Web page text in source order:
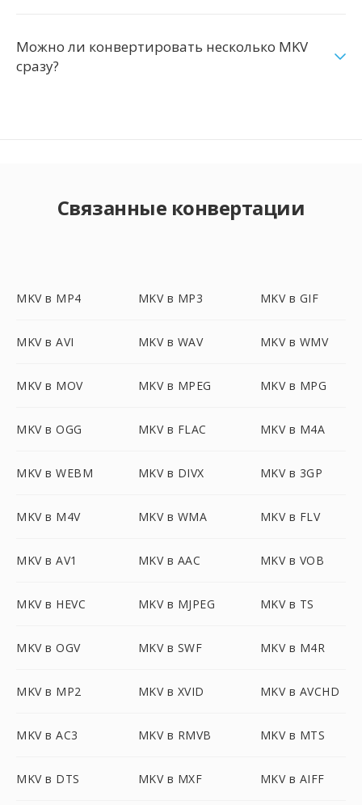
Можно ли конвертировать несколько MKV
сразу?
Связанные конвертации
MKV в MP4 MKV в MP3 MKV в GIF
MKV в AVI MKV в WAV MKV в WMV
MKV в MOV MKV в MPEG MKV в MPG
MKV в OGG MKV в FLAC MKV в M4A
MKV в WEBM MKV в DIVX MKV в 3GP
MKV в M4V MKV в WMA MKV в FLV
MKV в AV1 MKV в AAC MKV в VOB
MKV в HEVC MKV в MJPEG MKV в TS
MKV в OGV MKV в SWF MKV в M4R
MKV в MP2 MKV в XVID MKV в AVCHD
MKV в AC3 MKV в RMVB MKV в MTS
MKV в DTS MKV в MXF MKV в AIFF